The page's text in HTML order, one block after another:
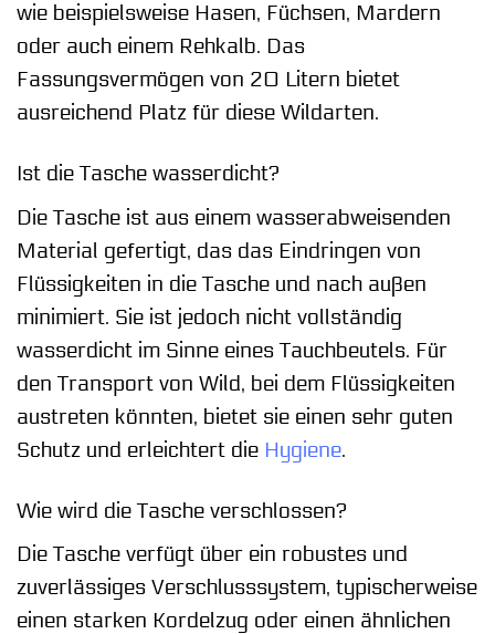
wie beispielsweise Hasen, Füchsen, Mardern
oder auch einem Rehkalb. Das
Fassungsvermögen von 20 Litern bietet
ausreichend Platz für diese Wildarten.
Ist die Tasche wasserdicht?
Die Tasche ist aus einem wasserabweisenden
Material gefertigt, das das Eindringen von
Flüssigkeiten in die Tasche und nach außen
minimiert. Sie ist jedoch nicht vollständig
wasserdicht im Sinne eines Tauchbeutels. Für
den Transport von Wild, bei dem Flüssigkeiten
austreten könnten, bietet sie einen sehr guten
Schutz und erleichtert die Hygiene.
Wie wird die Tasche verschlossen?
Die Tasche verfügt über ein robustes und
zuverlässiges Verschlusssystem, typischerweise
einen starken Kordelzug oder einen ähnlichen